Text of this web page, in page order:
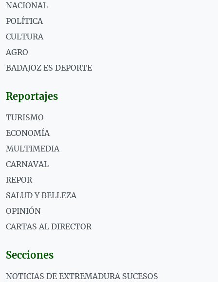
NACIONAL
POLÍTICA
CULTURA
AGRO
BADAJOZ ES DEPORTE
Reportajes
TURISMO
ECONOMÍA
MULTIMEDIA
CARNAVAL
REPOR
SALUD Y BELLEZA
OPINIÓN
CARTAS AL DIRECTOR
Secciones
NOTICIAS DE EXTREMADURA SUCESOS